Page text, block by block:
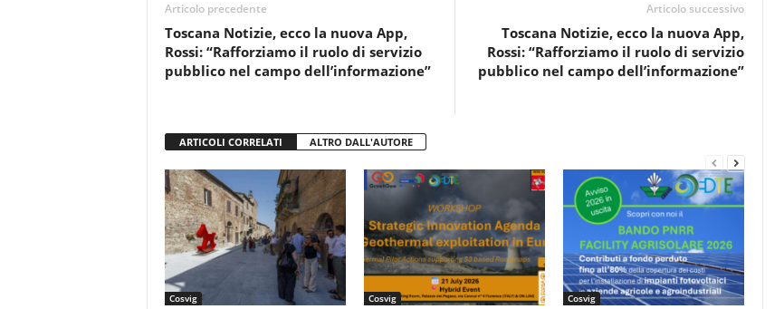
o
k
p
Articolo precedente
Toscana Notizie, ecco la nuova App,
Rossi: “Rafforziamo il ruolo di servizio
pubblico nel campo dell’informazione”
Articolo successivo
Toscana Notizie, ecco la nuova App,
Rossi: “Rafforziamo il ruolo di servizio
pubblico nel campo dell’informazione”
ARTICOLI CORRELATI ALTRO DALL'AUTORE
Cosvig Cosvig Cosvig